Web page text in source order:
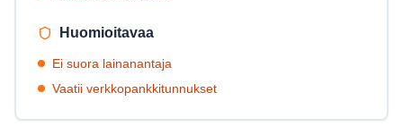
Huomioitavaa
Ei suora lainanantaja
Vaatii verkkopankkitunnukset